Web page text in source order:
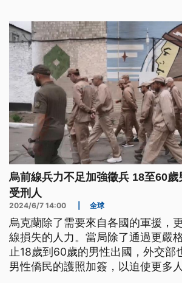
烏前線兵力不足加強徵兵 18至60
受刑人
2024/6/7 14:00 全球
烏克蘭除了需要來自各國的軍援，
線損失的人力。當局除了通過更嚴
止18歲到60歲的男性出國，外交部
男性僑民的護照加簽，以迫使更多